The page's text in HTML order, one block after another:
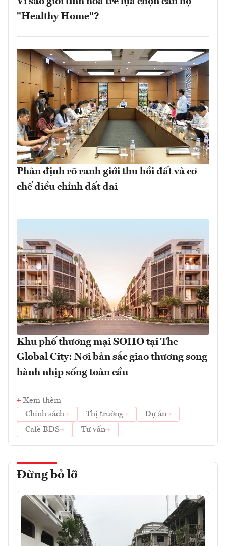
"Healthy Home"?
Phân định rõ ranh giới thu hồi đất và cơ
chế điều chỉnh đất đai
Khu phố thương mại SOHO tại The
Global City: Nơi bản sắc giao thương song
hành nhịp sống toàn cầu
Xem thêm
Chính sách
Thị trường
Dự án
Cafe BĐS
Tư vấn
Đừng bỏ lỡ